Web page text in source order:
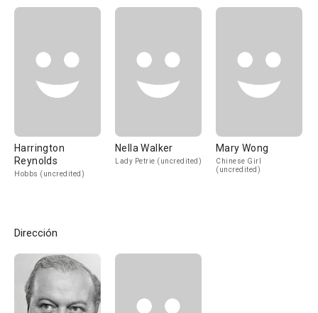
Harrington
Reynolds
Hobbs (uncredited)
Nella Walker
Lady Petrie (uncredited)
Mary Wong
Chinese Girl
(uncredited)
Dirección